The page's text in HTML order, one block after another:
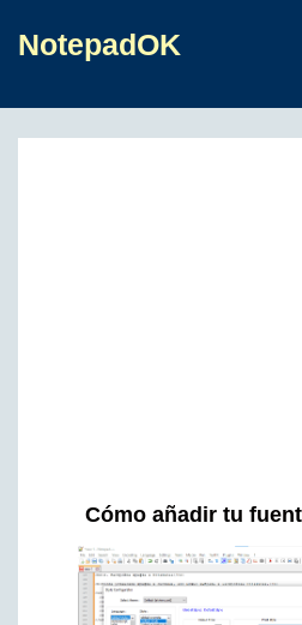
NotepadOK
Cómo añadir tu